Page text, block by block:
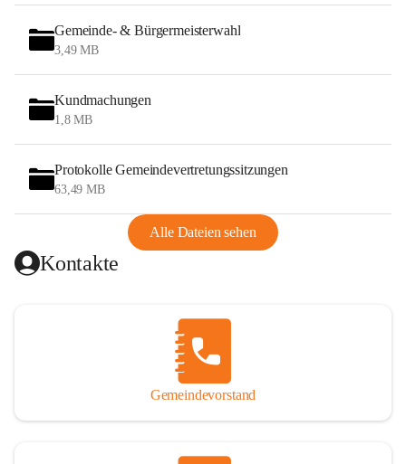
Gemeinde- & Bürgermeisterwahl
3,49 MB
Kundmachungen
1,8 MB
Protokolle Gemeindevertretungssitzungen
63,49 MB
Alle Dateien sehen
Kontakte
Gemeindevorstand